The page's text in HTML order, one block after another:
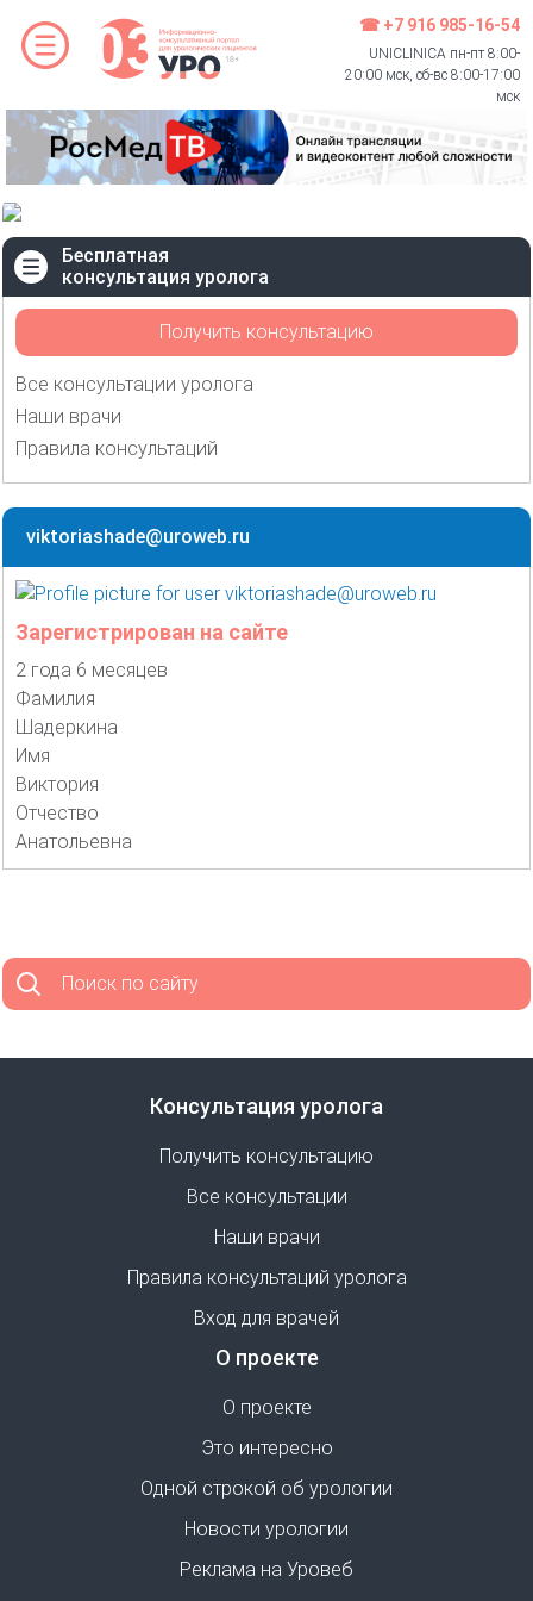
☎ +7 916 985-16-54
UNICLINICA пн-пт 8:00-
20:00 мск, сб-вс 8:00-17:00
мск
Бесплатная
консультация уролога
Получить консультацию
Все консультации уролога
Наши врачи
Правила консультаций
viktoriashade@uroweb.ru
Зарегистрирован на сайте
2 года 6 месяцев
Фамилия
Шадеркина
Имя
Виктория
Отчество
Анатольевна
Поиск по сайту
Консультация уролога
Получить консультацию
Все консультации
Наши врачи
Правила консультаций уролога
Вход для врачей
О проекте
О проекте
Это интересно
Одной строкой об урологии
Новости урологии
Реклама на Уровеб